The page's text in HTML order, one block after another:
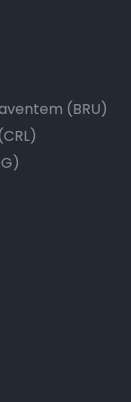
et
ou même
la possibilité
d’arrondir
ou de dire
après lui
de la
(BRU)